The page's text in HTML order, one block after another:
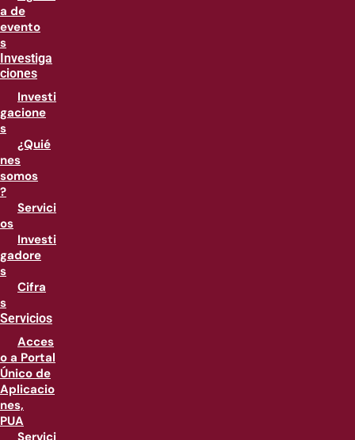
a de
evento
s
Investiga
ciones
Investi
gacione
s
¿Quié
nes
somos
?
Servici
os
Investi
gadore
s
Cifra
s
Servicios
Acces
o a Portal
Único de
Aplicacio
nes,
PUA
Servici